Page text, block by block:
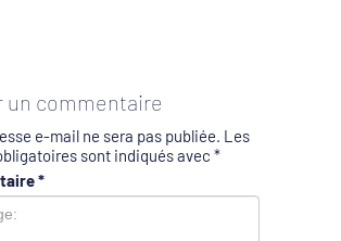
un commentaire
e-mail ne sera pas publiée. Les
sont indiqués avec *
*